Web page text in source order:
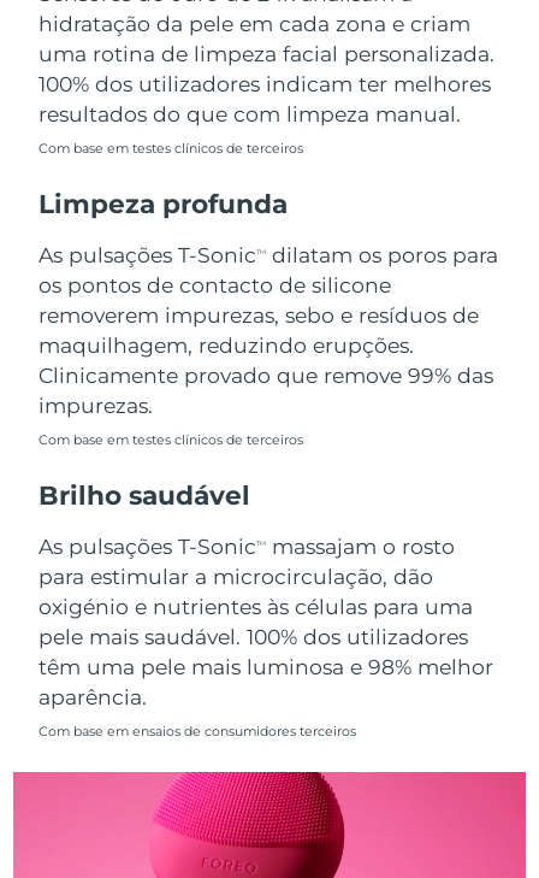
hidratação da pele em cada zona e criam
uma rotina de limpeza facial personalizada.
100% dos utilizadores indicam ter melhores
resultados do que com limpeza manual.
Com base em testes clínicos de terceiros
Limpeza profunda
As pulsações T-SonicTM
dilatam os poros para
os pontos de contacto de silicone
removerem impurezas, sebo e resíduos de
maquilhagem, reduzindo erupções.
Clinicamente provado que remove 99% das
impurezas.
Com base em testes clínicos de terceiros
Brilho saudável
As pulsações T-SonicTM
massajam o rosto
para estimular a microcirculação, dão
oxigénio e nutrientes às células para uma
pele mais saudável. 100% dos utilizadores
têm uma pele mais luminosa e 98% melhor
aparência.
Com base em ensaios de consumidores terceiros
Omã Entrega prevista 14/08/2026
Filipinas Entrega prevista 14/08/2026
Entrega prevista
Portugal
Porto Rico Entrega prevista
Catar
Reunião Entrega prevista16/08/2026
Romênia
Singapura Entrega prevista13/08/2026
Eslováquia Entrega prevista11/08/2026
Eslovênia
Coreia do Sul Entrega prevista
Entrega prevista